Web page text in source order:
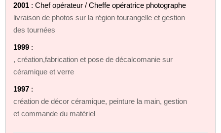
2001 : Chef opérateur / Cheffe opératrice photographe
livraison de photos sur la région tourangelle et gestion
des tournées
1999 :
, création,fabrication et pose de décalcomanie sur
céramique et verre
1997 :
création de décor céramique, peinture la main, gestion
et commande du matèriel